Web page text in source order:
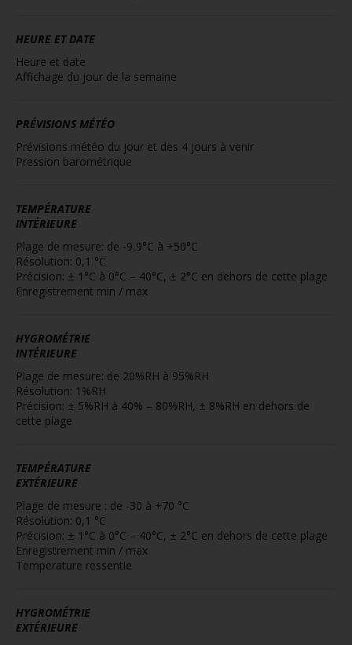
HEURE ET DATE
Heure et date
Affichage du jour de la semaine
PRÉVISIONS MÉTÉO
Prévisions météo du jour et des 4 jours à venir
Pression barométrique
TEMPÉRATURE
INTÉRIEURE
Plage de mesure: de -9,9°C à +50°C
Résolution: 0,1 °C
Précision: ± 1°C à 0°C – 40°C, ± 2°C en dehors de cette plage
Enregistrement min / max
HYGROMÉTRIE
INTÉRIEURE
Plage de mesure: de 20%RH à 95%RH
Résolution: 1%RH
Précision: ± 5%RH à 40% – 80%RH, ± 8%RH en dehors de
cette plage
TEMPÉRATURE
EXTÉRIEURE
Plage de mesure : de -30 à +70 °C
Résolution: 0,1 °C
Précision: ± 1°C à 0°C – 40°C, ± 2°C en dehors de cette plage
Enregistrement min / max
Temperature ressentie
HYGROMÉTRIE
EXTÉRIEURE